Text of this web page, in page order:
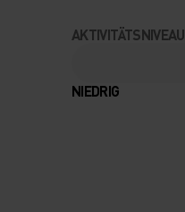
AKTIVITÄTSNIVEAU
NIEDRIG